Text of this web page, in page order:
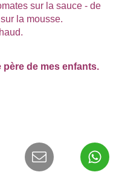
sur la sauce - de
la mousse.
de mes enfants.